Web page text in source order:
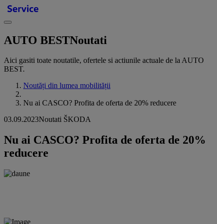
AUTO BESTNoutati
Aici gasiti toate noutatile, ofertele si actiunile actuale de la AUTO
BEST.
Noutăți din lumea mobilității
Nu ai CASCO? Profita de oferta de 20% reducere
03.09.2023Noutati ŠKODA
Nu ai CASCO? Profita de oferta de 20%
reducere